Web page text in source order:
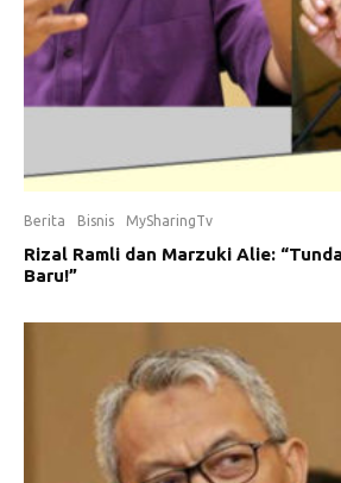
Berita Bisnis MySharingTv
Rizal Ramli dan Marzuki Alie:
Baru!”